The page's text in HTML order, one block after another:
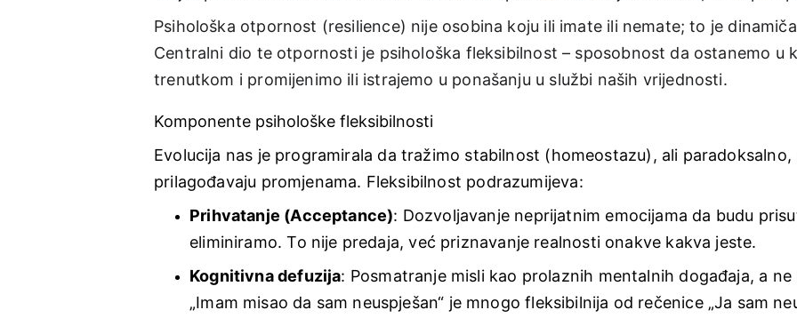
Psihološka otpornost (resilience) nije osobina koju ili imate ili nemate; to je
Centralni dio te otpornosti je psihološka fleksibilnost – sposobnost da ostanemo u
trenutkom i promijenimo ili istrajemo u ponašanju u službi naših vrijednosti.
Komponente psihološke fleksibilnosti
Evolucija nas je programirala da tražimo stabilnost (homeostazu), ali
prilagođavaju promjenama. Fleksibilnost podrazumijeva:
Prihvatanje (Acceptance): Dozvoljavanje neprijatnim emocijama da budu
eliminiramo. To nije predaja, već priznavanje realnosti onakve kakva jeste.
Kognitivna defuzija: Posmatranje misli kao prolaznih mentalnih događaja, a
„Imam misao da sam neuspješan“ je mnogo fleksibilnija od rečenice „Ja sam